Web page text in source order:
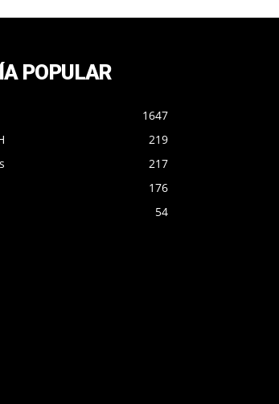
POPULAR
1647
219
217
176
54